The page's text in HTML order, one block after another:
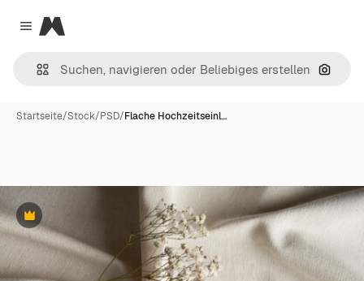
Close menu
Magnific
Nach
Startseite/Stock/PSD/Flache Hochzeitseinl…
Premium